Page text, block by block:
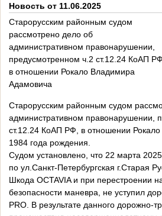
Новость от 11.06.2025
Старорусским районным судом
рассмотрено дело об
административном правонарушении,
предусмотренном ч.2 ст.12.24 КоАП РФ,
в отношении Рокало Владимира
Адамовича
Старорусским районным судом
административном правонарушении,
ст.12.24 КоАП РФ, в отношении
1984 года рождения.
Судом установлено, что 22 марта
по ул.Санкт-Петербургская г.Старая
Шкода OCTAVIA и при перестроении
безопасности маневра, не уступил
PRО. В результате данного дорожно-